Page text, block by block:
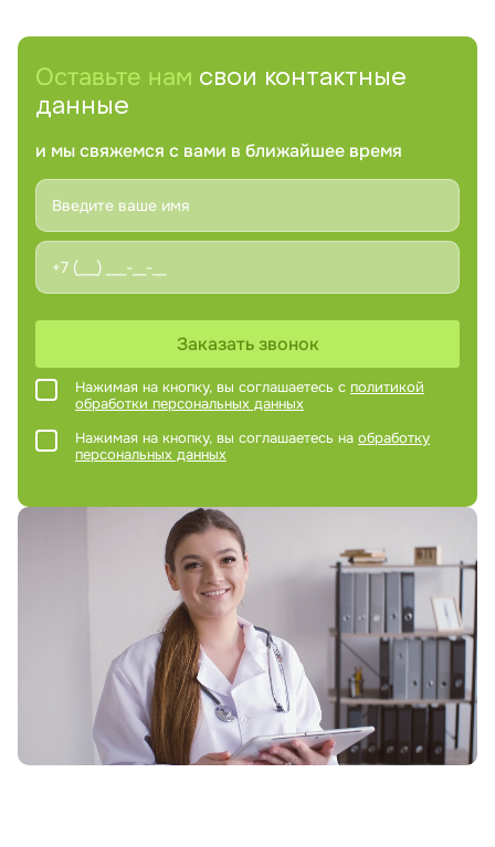
Оставьте нам свои контактные
данные
и мы свяжемся с вами в ближайшее время
Заказать звонок
Нажимая на кнопку, вы соглашаетесь с политикой
обработки персональных данных
Нажимая на кнопку, вы соглашаетесь на обработку
персональных данных